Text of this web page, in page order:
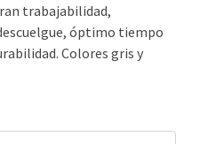
trabajabilidad,
óptimo tiempo
Colores gris y